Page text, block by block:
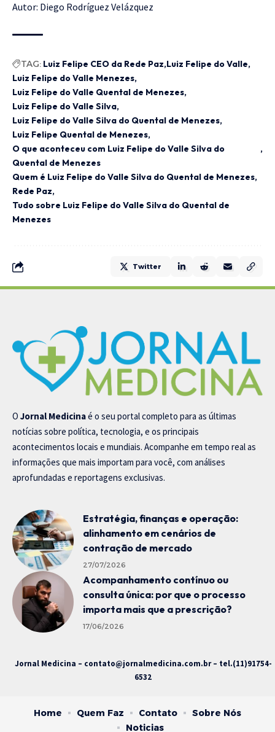
Autor: Diego Rodríguez Velázquez
TAG: Luiz Felipe CEO da Rede Paz Luiz Felipe do Valle
Luiz Felipe do Valle Menezes
Luiz Felipe do Valle Quental de Menezes
Luiz Felipe do Valle Silva
Luiz Felipe do Valle Silva do Quental de Menezes
Luiz Felipe Quental de Menezes
O que aconteceu com Luiz Felipe do Valle Silva do
Quental de Menezes
Quem é Luiz Felipe do Valle Silva do Quental de Menezes
Rede Paz
Tudo sobre Luiz Felipe do Valle Silva do Quental de
Menezes
Twitter
O Jornal Medicinaé o seu portal completo para as últimas
notícias sobre política, tecnologia, e os principais
acontecimentos locais e mundiais. Acompanhe em tempo real as
informações que mais importam para você, com análises
aprofundadas e reportagens exclusivas.
Estratégia, finanças e operação:
alinhamento em cenários de
contração de mercado
27/07/2026
Acompanhamento contínuo ou
consulta única: por que o processo
importa mais que a prescrição?
17/06/2026
Jornal Medicina – contato@jornalmedicina.com.br– tel.(11)91754-
6532
Home Quem Faz Contato
Sobre Nós
Noticias